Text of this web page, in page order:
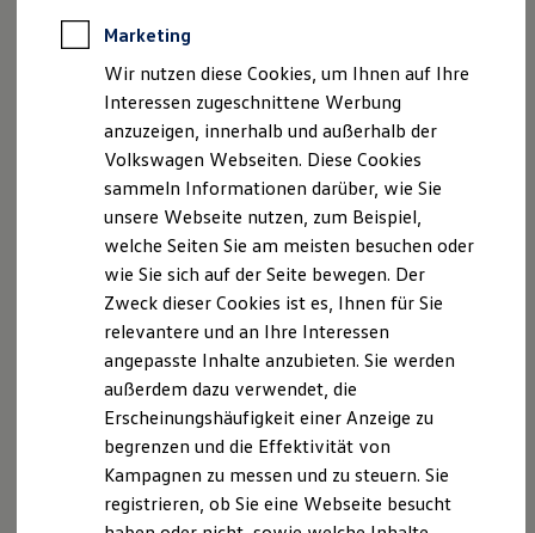
Kurz notiert
immer nur dieselbe E-Mail Adresse.
Schritt 2:Lade deine Unterlagen
Marketing
Wir nutzen diese Cookies, um Ihnen auf Ihre
Interessen zugeschnittene Werbung
anzuzeigen, innerhalb und außerhalb der
Volkswagen Webseiten. Diese Cookies
sammeln Informationen darüber, wie Sie
unsere Webseite nutzen, zum Beispiel,
welche Seiten Sie am meisten besuchen oder
wie Sie sich auf der Seite bewegen. Der
Zweck dieser Cookies ist es, Ihnen für Sie
relevantere und an Ihre Interessen
angepasste Inhalte anzubieten. Sie werden
außerdem dazu verwendet, die
Erscheinungshäufigkeit einer Anzeige zu
begrenzen und die Effektivität von
Kampagnen zu messen und zu steuern. Sie
registrieren, ob Sie eine Webseite besucht